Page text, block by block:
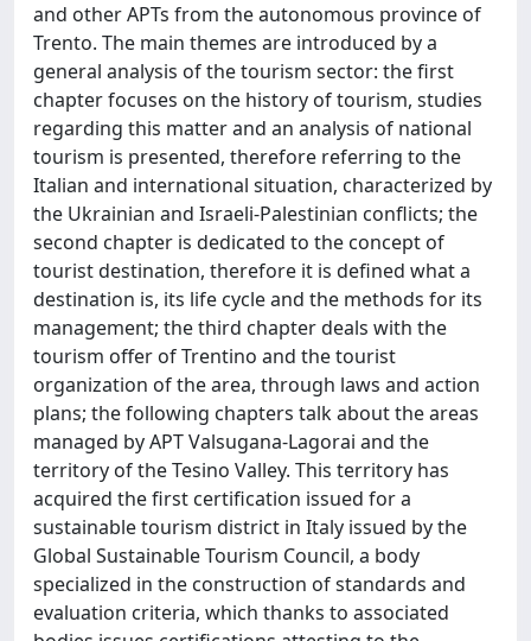
and other APTs from the autonomous province of
Trento. The main themes are introduced by a
general analysis of the tourism sector: the first
chapter focuses on the history of tourism, studies
regarding this matter and an analysis of national
tourism is presented, therefore referring to the
Italian and international situation, characterized by
the Ukrainian and Israeli-Palestinian conflicts; the
second chapter is dedicated to the concept of
tourist destination, therefore it is defined what a
destination is, its life cycle and the methods for its
management; the third chapter deals with the
tourism offer of Trentino and the tourist
organization of the area, through laws and action
plans; the following chapters talk about the areas
managed by APT Valsugana-Lagorai and the
territory of the Tesino Valley. This territory has
acquired the first certification issued for a
sustainable tourism district in Italy issued by the
Global Sustainable Tourism Council, a body
specialized in the construction of standards and
evaluation criteria, which thanks to associated